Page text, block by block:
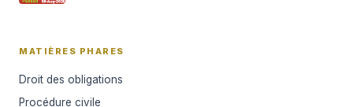
MATIÈRES PHARES
Droit des obligations
Procédure civile